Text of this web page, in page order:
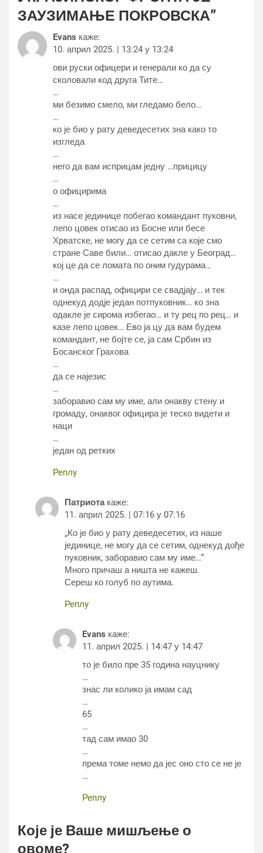
ЗАУЗИМАЊЕ ПОКРОВСКА”
Evans каже:
10. април 2025. | 13:24 у 13:24
ови руски офицери и генерали ко да су
сколовали код друга Тите…
…
ми безимо смело, ми гледамо бело…
…
ко је био у рату деведесетих зна како то
изгледа
…
него да вам исприцам једну …прицицу
…
о официрима
…
из насе јединице побегао командант пуковни,
лепо цовек отисао из Босне или бесе
Хрватске, не могу да се сетим са које смо
стране Саве били… отисао дакле у Београд…
кој це да се ломата по оним гудурама…
…
и онда распад, официри се свадјају… и тек
однекуд додје један потпуковник… ко зна
одакле је сирома избегао… и ту рец по рец… и
казе лепо цовек… Ево ја цу да вам будем
командант, не бојте се, ја сам Србин из
Босанског Грахова
…
да се најезис
…
заборавио сам му име, али онакву стену и
громаду, онаквог официра је теско видети и
наци
…
један од ретких
Реплy
Патриота каже:
11. април 2025. | 07:16 у 07:16
„Ко је био у рату деведесетих, из наше
јединице, не могу да се сетим, однекуд дође
пуковник, заборавио сам му име…“
Много причаш а ништа не кажеш.
Сереш ко голуб по аутима.
Реплy
Evans каже:
11. април 2025. | 14:47 у 14:47
то је било пре 35 година науцнику
…
знас ли колико ја имам сад
…
65
…
тад сам имао 30
…
према томе немо да јес оно сто се не је
…
Реплy
Које је Ваше мишљење о
овоме?